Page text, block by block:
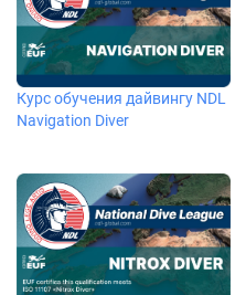
Курс обучения дайвингу NDL
Navigation Diver